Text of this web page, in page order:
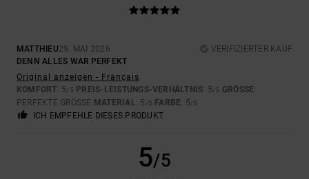
MATTHIEU29. MAI 2026
VERIFIZIERTER KAUF
DENN ALLES WAR PERFEKT
Original anzeigen - Français
KOMFORT: 5/5 PREIS-LEISTUNGS-VERHÄLTNIS: 5/5 GRÖSSE :
PERFEKTE GRÖSSE MATERIAL : 5 /5 FARBE: 5/5
ICH EMPFEHLE DIESES PRODUKT
5/5